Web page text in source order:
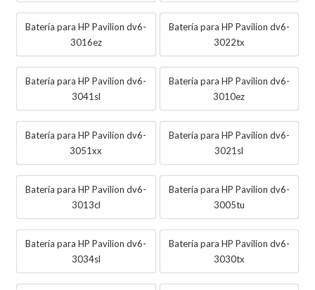
Batería para HP Pavilion dv6-
3016ez
Batería para HP Pavilion dv6-
3022tx
Batería para HP Pavilion dv6-
3041sl
Batería para HP Pavilion dv6-
3010ez
Batería para HP Pavilion dv6-
3051xx
Batería para HP Pavilion dv6-
3021sl
Batería para HP Pavilion dv6-
3013cl
Batería para HP Pavilion dv6-
3005tu
Batería para HP Pavilion dv6-
3034sl
Batería para HP Pavilion dv6-
3030tx